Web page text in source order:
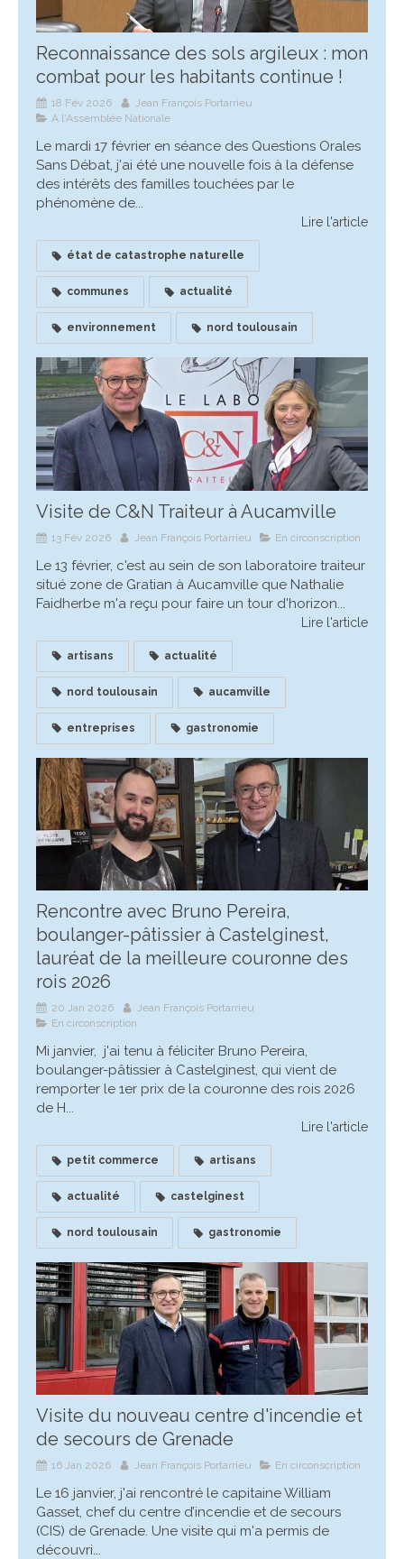
Reconnaissance des sols argileux : mon
combat pour les habitants continue !
18 Fév 2026
Jean François Portarrieu
A l'Assemblée Nationale
Le mardi 17 février en séance des Questions Orales
Sans Débat, j'ai été une nouvelle fois à la défense
des intérêts des familles touchées par le
phénomène de...
Lire l'article
état de catastrophe naturelle
communes actualité
environnement nord toulousain
Visite de C&N Traiteur à Aucamville
13 Fév 2026 Jean François Portarrieu En circonscription
Le 13 février, c'est au sein de son laboratoire traiteur
situé zone de Gratian à Aucamville que Nathalie
Faidherbe m'a reçu pour faire un tour d'horizon...
Lire l'article
artisans actualité
nord toulousain aucamville
entreprises gastronomie
Rencontre avec Bruno Pereira,
boulanger-pâtissier à Castelginest,
lauréat de la meilleure couronne des
rois 2026
20 Jan 2026
Jean François Portarrieu
En circonscription
Mi janvier, j'ai tenu à féliciter Bruno Pereira,
boulanger-pâtissier à Castelginest, qui vient de
remporter le 1er prix de la couronne des rois 2026
de H...
Lire l'article
petit commerce artisans
actualité castelginest
nord toulousain gastronomie
Visite du nouveau centre d'incendie et
de secours de Grenade
16 Jan 2026 Jean François Portarrieu En circonscription
Le 16 janvier, j'ai rencontré le capitaine William
Gasset, chef du centre d’incendie et de secours
(CIS) de Grenade. Une visite qui m'a permis de
découvri...